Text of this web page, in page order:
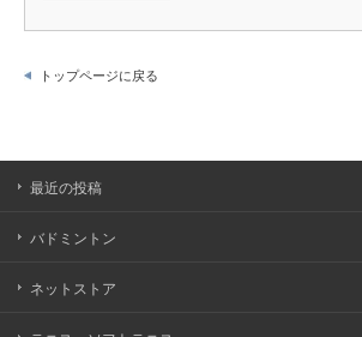
トップページに戻る
最近の投稿
バドミントン
ネットストア